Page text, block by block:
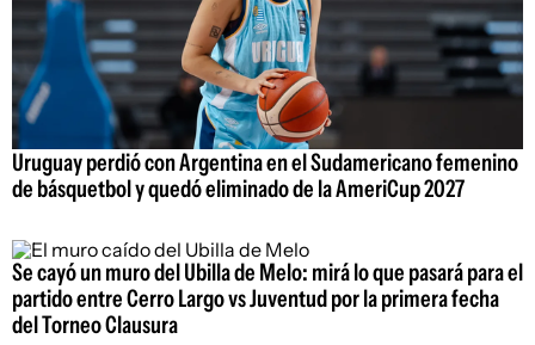
Uruguay perdió con Argentina en el Sudamericano femenino
de básquetbol y quedó eliminado de la AmeriCup 2027
Se cayó un muro del Ubilla de Melo: mirá lo que pasará para el
partido entre Cerro Largo vs Juventud por la primera fecha
del Torneo Clausura